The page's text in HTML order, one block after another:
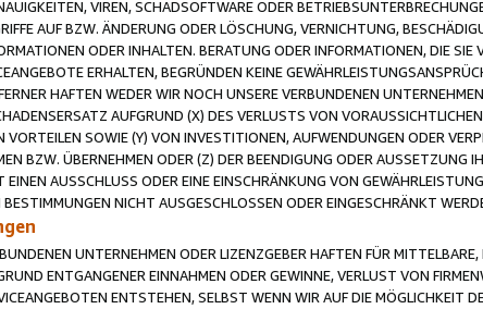
VIREN, SCHADSOFTWARE ODER
AUF BZW. ÄNDERUNG ODER LÖSCHUNG, VERNICHTUNG,
ODER INHALTEN. BERATUNG ODER INFORMATIONEN, DIE
ERHALTEN, BEGRÜNDEN KEINE
HAFTEN WEDER WIR NOCH UNSERE VERBUNDENEN
AUFGRUND (X) DES VERLUSTS VON
VORTEILEN SOWIE (Y) VON INVESTITIONEN, AUFWENDUNGEN ODER
BZW. ÜBERNEHMEN ODER (Z) DER BEENDIGUNG ODER AUSSETZUNG
EINEN AUSSCHLUSS ODER EINE EINSCHRÄNKUNG VON
NICHT AUSGESCHLOSSEN ODER EINGESCHRÄNKT
UNTERNEHMEN ODER LIZENZGEBER HAFTEN FÜR
ENTGANGENER EINNAHMEN ODER GEWINNE, VERLUST VON
ENTSTEHEN, SELBST WENN WIR AUF DIE MÖGLICHKEIT